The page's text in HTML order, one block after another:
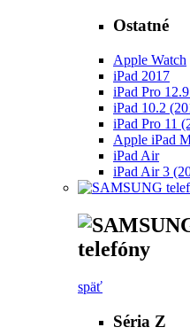
Ostatné
Apple Watch
iPad 2017
iPad Pro
iPad 10.2
iPad Pro 11
Apple iPad
iPad Air
iPad Air 3
telefóny
späť
Séria Z